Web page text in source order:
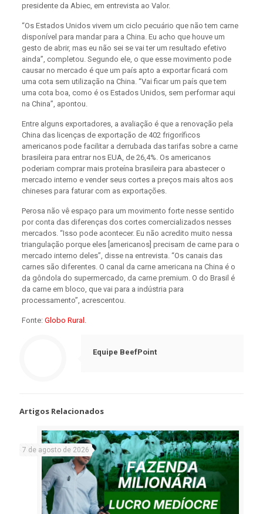
presidente da Abiec, em entrevista ao Valor.
“Os Estados Unidos vivem um ciclo pecuário que não tem carne
disponível para mandar para a China. Eu acho que houve um
gesto de abrir, mas eu não sei se vai ter um resultado efetivo
ainda”, completou. Segundo ele, o que esse movimento pode
causar no mercado é que um país apto a exportar ficará com
uma cota sem utilização na China. “Vai ficar um país que tem
uma cota boa, como é os Estados Unidos, sem performar aqui
na China”, apontou.
Entre alguns exportadores, a avaliação é que a renovação pela
China das licenças de exportação de 402 frigoríficos
americanos pode facilitar a derrubada das tarifas sobre a carne
brasileira para entrar nos EUA, de 26,4%. Os americanos
poderiam comprar mais proteína brasileira para abastecer o
mercado interno e vender seus cortes a preços mais altos aos
chineses para faturar com as exportações.
Perosa não vê espaço para um movimento forte nesse sentido
por conta das diferenças dos cortes comercializados nesses
mercados. “Isso pode acontecer. Eu não acredito muito nessa
triangulação porque eles [americanos] precisam de carne para o
mercado interno deles”, disse na entrevista. “Os canais das
carnes são diferentes. O canal da carne americana na China é o
da gôndola do supermercado, da carne premium. O do Brasil é
da carne em bloco, que vai para a indústria para
processamento”, acrescentou.
Fonte: Globo Rural.
Equipe BeefPoint
Artigos Relacionados
7 de agosto de 2026